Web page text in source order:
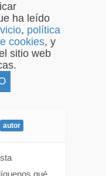
ha leído
, política
cookies, y
sitio web
qué